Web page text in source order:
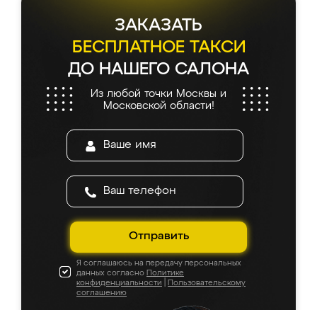
ЗАКАЗАТЬ
БЕСПЛАТНОЕ ТАКСИ
ДО НАШЕГО САЛОНА
Из любой точки Москвы и
Московской области!
Отправить
Я соглашаюсь на передачу персональных
данных согласно Политике
конфиденциальности
Пользовательскому
соглашению